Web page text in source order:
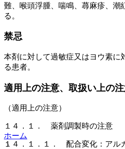
難、喉頭浮腫、喘鳴、蕁麻疹、潮
る。
禁忌
本剤に対して過敏症又はヨウ素に
る患者。
適用上の注意、取扱い上の
（適用上の注意）
１４．１． 薬剤調製時の注意
１４．１．１． 配合変化：アル
ホーム